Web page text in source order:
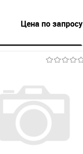
Цена по запросу
Запросить цену
в 1
сравнению
избранное
Под заказ